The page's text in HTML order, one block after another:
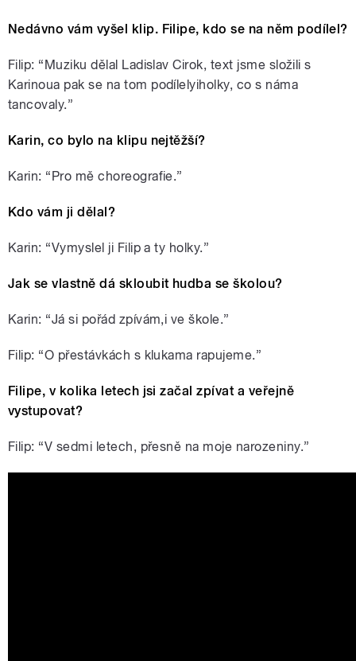
Nedávno vám vyšel klip. Filipe, kdo se na něm podílel?
Filip: “Muziku dělal Ladislav Cirok, text jsme složili s
Karinoua pak se na tom podílelyiholky, co s náma
tancovaly.”
Karin, co bylo na klipu nejtěžší?
Karin: “Pro mě choreografie.”
Kdo vám ji dělal?
Karin: “Vymyslel ji Filip a ty holky.”
Jak se vlastně dá skloubit hudba se školou?
Karin: “Já si pořád zpívám,i ve škole.”
Filip: “O přestávkách s klukama rapujeme.”
Filipe, v kolika letech jsi začal zpívat a veřejně
vystupovat?
Filip: “V sedmi letech, přesně na moje narozeniny.”